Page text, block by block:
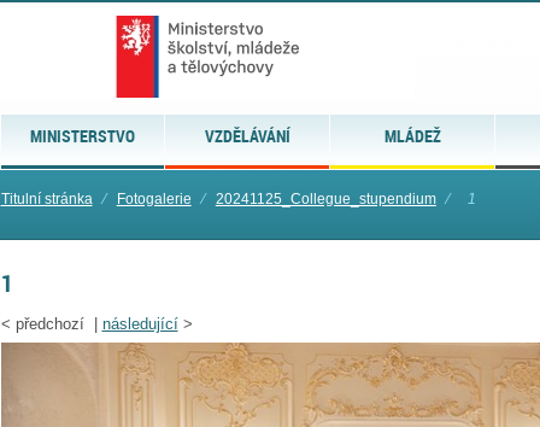
MINISTERSTVO VZDĚLÁVÁNÍ MLÁDEŽ
Titulní stránka ⁄ Fotogalerie ⁄ 20241125_Collegue_stupendium ⁄ 1
1
< předchozí | následující>